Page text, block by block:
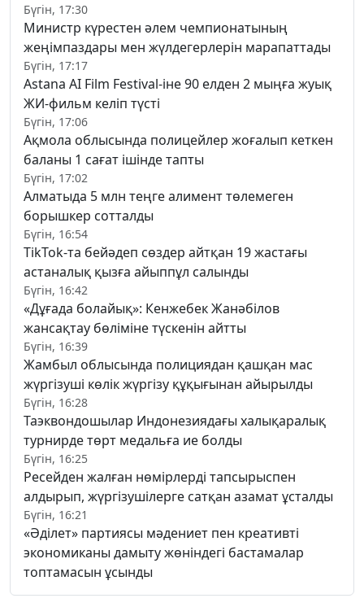
Бүгін, 17:30
Министр күрестен әлем чемпионатының
жеңімпаздары мен жүлдегерлерін марапаттады
Бүгін, 17:17
Astana AI Film Festival-іне 90 елден 2 мыңға жуық
ЖИ-фильм келіп түсті
Бүгін, 17:06
Ақмола облысында полицейлер жоғалып кеткен
баланы 1 сағат ішінде тапты
Бүгін, 17:02
Алматыда 5 млн теңге алимент төлемеген
борышкер сотталды
Бүгін, 16:54
TikTok-та бейәдеп сөздер айтқан 19 жастағы
астаналық қызға айыппұл салынды
Бүгін, 16:42
«Дұғада болайық»: Кенжебек Жанәбілов
жансақтау бөліміне түскенін айтты
Бүгін, 16:39
Жамбыл облысында полициядан қашқан мас
жүргізуші көлік жүргізу құқығынан айырылды
Бүгін, 16:28
Таэквондошылар Индонезиядағы халықаралық
турнирде төрт медальға ие болды
Бүгін, 16:25
Ресейден жалған нөмірлерді тапсырыспен
алдырып, жүргізушілерге сатқан азамат ұсталды
Бүгін, 16:21
«Әділет» партиясы мәдениет пен креативті
экономиканы дамыту жөніндегі бастамалар
топтамасын ұсынды